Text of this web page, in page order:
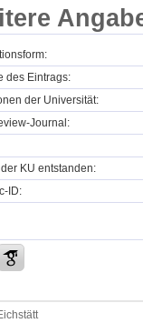
des Eintrags:
der Universität:
Journal:
KU entstanden:
ID: